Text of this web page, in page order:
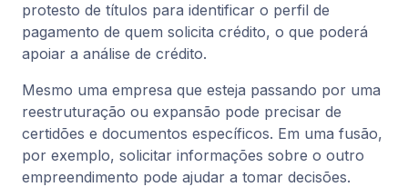
protesto de títulos para identificar o perfil de
pagamento de quem solicita crédito, o que poderá
apoiar a análise de crédito.
Mesmo uma empresa que esteja passando por uma
reestruturação ou expansão pode precisar de
certidões e documentos específicos. Em uma fusão,
por exemplo, solicitar informações sobre o outro
empreendimento pode ajudar a tomar decisões.